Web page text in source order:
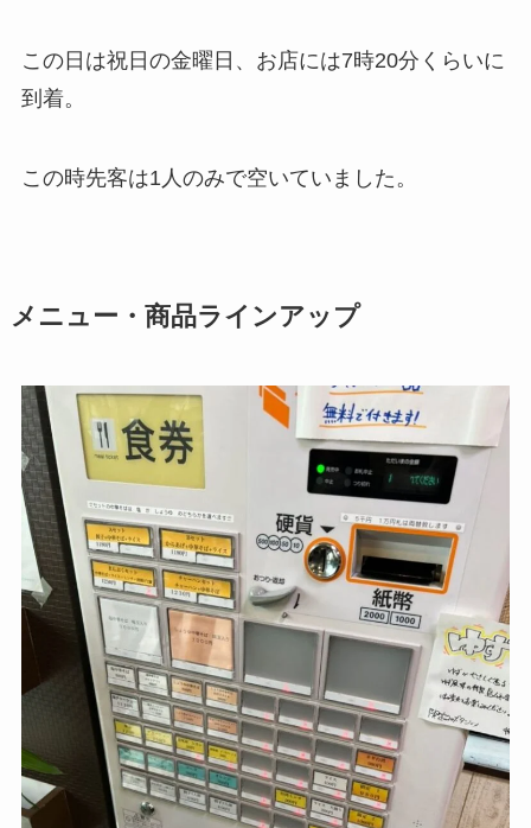
この日は祝日の金曜日、お店には7時20分くらいに
到着。
この時先客は1人のみで空いていました。
メニュー・商品ラインアップ